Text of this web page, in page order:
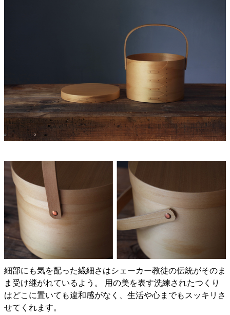
細部にも気を配った繊細さはシェーカー教徒の伝統がそのま
ま受け継がれているよう。 用の美を表す洗練されたつくり
はどこに置いても違和感がなく、生活や心までもスッキリさ
せてくれます。